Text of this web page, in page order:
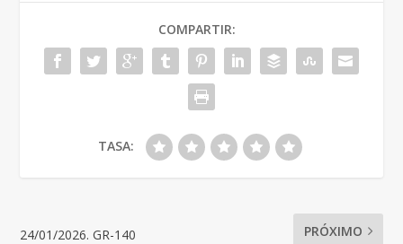
COMPARTIR:
TASA:
24/01/2026. GR-140
PRÓXIMO